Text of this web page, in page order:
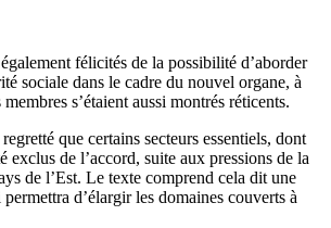
félicités de la possibilité d’aborder
sociale dans le cadre du nouvel organe, à
s’étaient aussi montrés réticents.
que certains secteurs essentiels, dont
exclus de l’accord, suite aux pressions de la
de l’Est. Le texte comprend cela dit une
d’élargir les domaines couverts à